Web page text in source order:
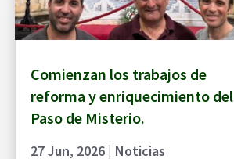
Comienzan los trabajos de
reforma y enriquecimiento del
Paso de Misterio.
27 Jun, 2026| Noticias